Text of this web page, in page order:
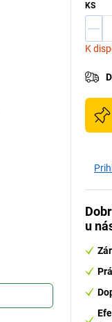
KS
K
u